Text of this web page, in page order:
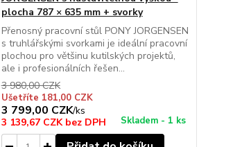
plocha 787 × 635 mm + svorky
Přenosný pracovní stůl PONY JORGENSEN
s truhlářskými svorkami je ideální pracovní
plochou pro většinu kutilských projektů,
ale i profesionálních řešen...
3 980,00 CZK
Ušetříte 181,00 CZK
3 799,00 CZK/ks
3 139,67 CZK bez DPH Skladem - 1 ks